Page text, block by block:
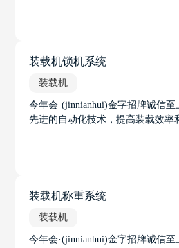
装载机锁机系统
装载机
今年会·(jinnianhui)金字招牌诚信
先进的自动化技术，提高装载效率
度，优化装载过程。通过实时监
装载机称重系统
装载机
今年会·(jinnianhui)金字招牌诚信